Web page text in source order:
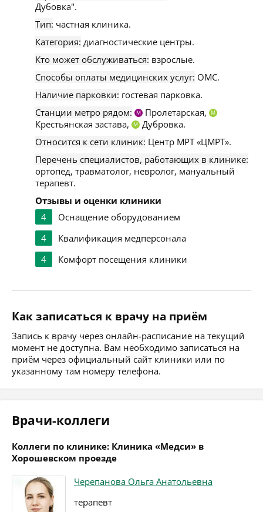
Дубовка".
Тип: частная клиника.
Категория: диагностические центры.
Кто может обслуживаться: взрослые.
Способы оплаты медицинских услуг: ОМС.
Наличие парковки: гостевая парковка.
Станции метро рядом:
М Пролетарская, М
Крестьянская застава, М Дубровка.
Относится к сети клиник: Центр МРТ «ЦМРТ».
Перечень специалистов, работающих в клинике:
ортопед, травматолог, невролог, мануальный
терапевт.
Отзывы и оценки клиники
4
Оснащение оборудованием
4
Квалификация медперсонала
4
Комфорт посещения клиники
Как записаться к врачу на приём
Запись к врачу через онлайн-расписание на текущий
момент не доступна. Вам необходимо записаться на
приём через официальный сайт клиники или по
указанному там номеру телефона.
Врачи-коллеги
Коллеги по клинике: Клиника «Медси» в
Хорошевском проезде
Черепанова Ольга Анатольевна
терапевт